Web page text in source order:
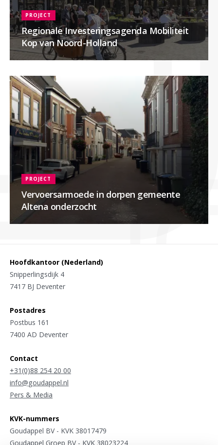
Regionale Investeringsagenda Mobiliteit
Kop van Noord-Holland
PROJECT
Vervoersarmoede in dorpen gemeente
Altena onderzocht
PROJECT
Hoofdkantoor (Nederland)
Snipperlingsdijk 4
7417 BJ Deventer
Postadres
Postbus 161
7400 AD Deventer
Contact
+31(0)88 254 20 00
info@goudappel.nl
Pers & Media
KVK-nummers
Goudappel BV - KVK 38017479
Goudappel Groep BV - KVK 38023224